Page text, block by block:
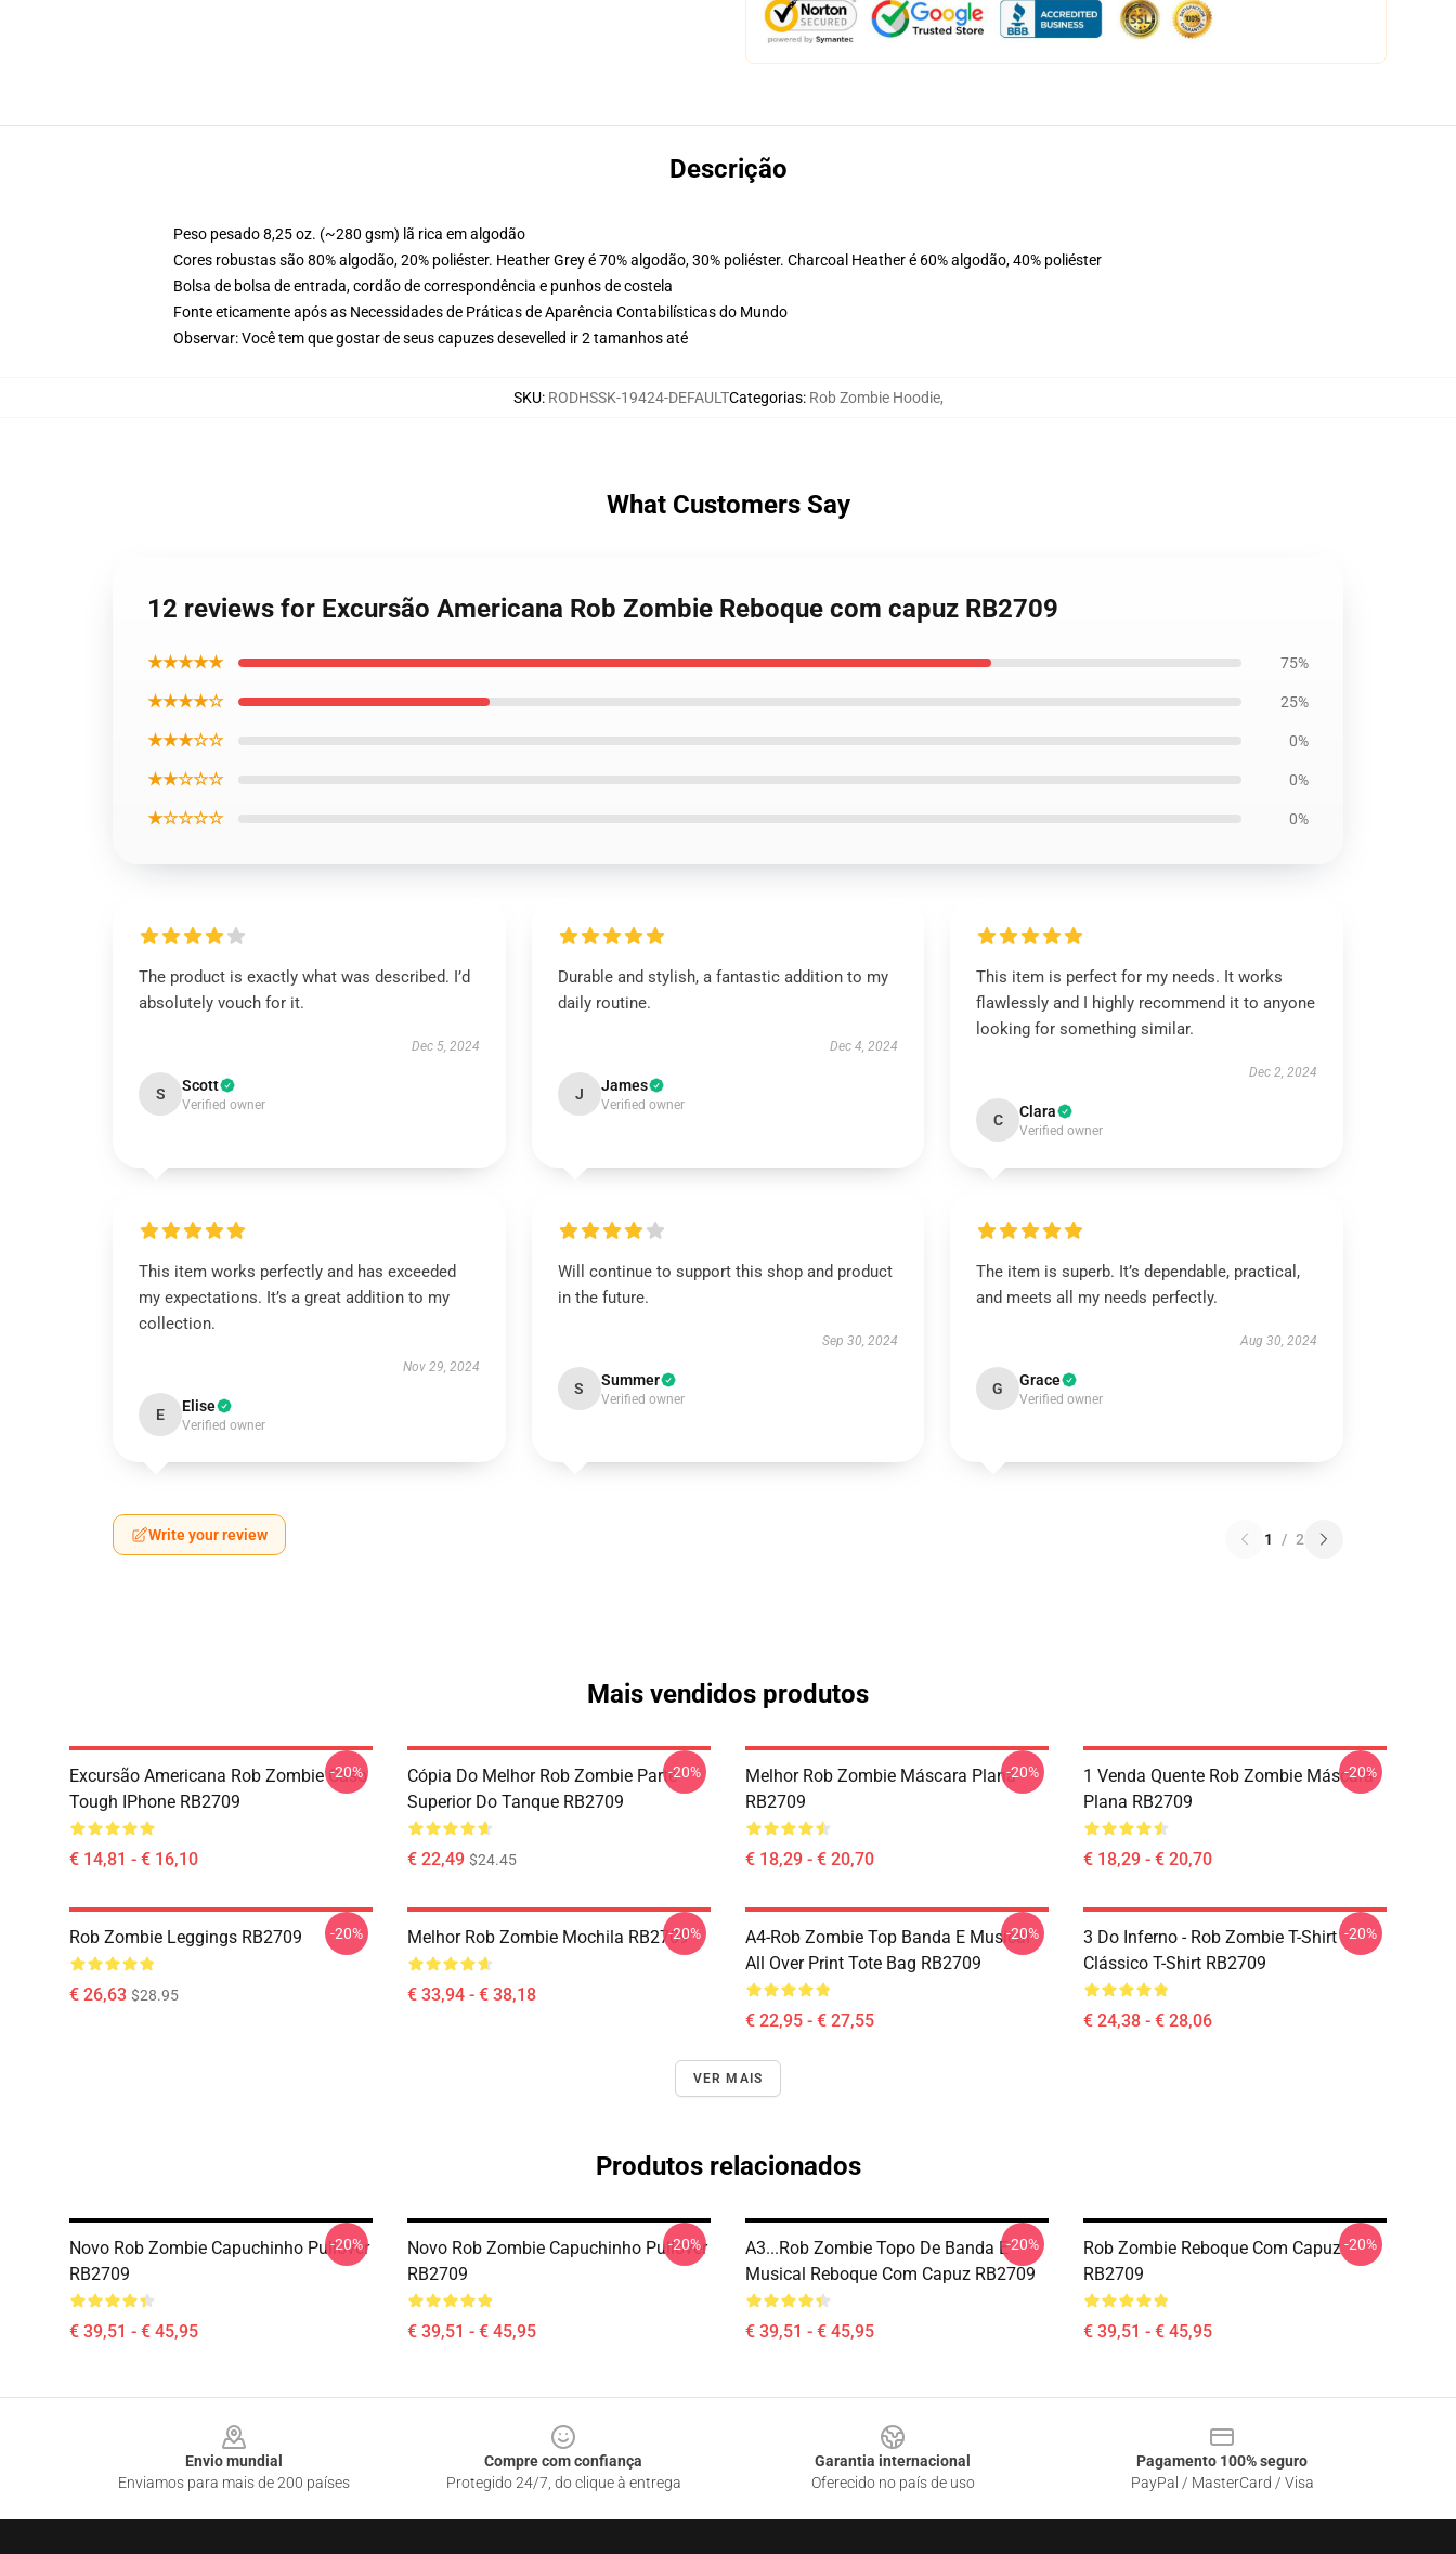
Descrição
Peso pesado 8,25 oz. (~280 gsm) lã rica em algodão
Cores robustas são 80% algodão, 20% poliéster. Heather Grey é 70% algodão, 30% poliéster. Charcoal Heather é 60% algodão, 40% poliéster
Bolsa de bolsa de entrada, cordão de correspondência e punhos de costela
Fonte eticamente após as Necessidades de Práticas de Aparência Contabilísticas do Mundo
Observar: Você tem que gostar de seus capuzes desevelled ir 2 tamanhos até
SKU: RODHSSK-19424-DEFAULTCategorias: Rob Zombie Hoodie,
What Customers Say
12 reviews for Excursão Americana Rob Zombie Reboque com capuz RB2709
★★★★★ 75%
★★★★☆ 25%
★★★☆☆ 0%
★★☆☆☆ 0%
★☆☆☆☆ 0%
The product is exactly what was described. I’d
absolutely vouch for it.
Dec 5, 2024
S Scott
Verified owner
Durable and stylish, a fantastic addition to my
daily routine.
Dec 4, 2024
J James
Verified owner
This item is perfect for my needs. It works
flawlessly and I highly recommend it to anyone
looking for something similar.
Dec 2, 2024
C Clara
Verified owner
This item works perfectly and has exceeded
my expectations. It’s a great addition to my
collection.
Nov 29, 2024
E Elise
Verified owner
Will continue to support this shop and product
in the future.
Sep 30, 2024
S Summer
Verified owner
The item is superb. It’s dependable, practical,
and meets all my needs perfectly.
Aug 30, 2024
G Grace
Verified owner
Write your review 1 / 2
Mais vendidos produtos
Excursão Americana Rob Zombie Caso
Tough IPhone RB2709
€ 14,81 - € 16,10
-20%
Cópia Do Melhor Rob Zombie Parte
Superior Do Tanque RB2709
€ 22,49 $24.45
-20%
Melhor Rob Zombie Máscara Plana
RB2709
€ 18,29 - € 20,70
-20%
1 Venda Quente Rob Zombie Máscara
Plana RB2709
€ 18,29 - € 20,70
-20%
Rob Zombie Leggings RB2709
€ 26,63 $28.95
-20% Melhor Rob Zombie Mochila RB2709
€ 33,94 - € 38,18
-20%
A4-Rob Zombie Top Banda E Musical
All Over Print Tote Bag RB2709
€ 22,95 - € 27,55
-20%
3 Do Inferno - Rob Zombie T-Shirt
Clássico T-Shirt RB2709
€ 24,38 - € 28,06
-20%
VER MAIS
Produtos relacionados
Novo Rob Zombie Capuchinho Pullover
RB2709
€ 39,51 - € 45,95
-20%
Novo Rob Zombie Capuchinho Pullover
RB2709
€ 39,51 - € 45,95
-20%
A3...rob Zombie Topo De Banda E
Musical Reboque Com Capuz RB2709
€ 39,51 - € 45,95
-20%
Rob Zombie Reboque Com Capuz
RB2709
€ 39,51 - € 45,95
-20%
Envio mundial
Enviamos para mais de 200 países
Compre com confiança
Protegido 24/7, do clique à entrega
Garantia internacional
Oferecido no país de uso
Pagamento 100% seguro
PayPal / MasterCard / Visa